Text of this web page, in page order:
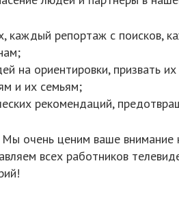
каждый репортаж с поисков,
на ориентировки, призвать
и их семьям;
рекомендаций,
очень ценим ваше
всех работников